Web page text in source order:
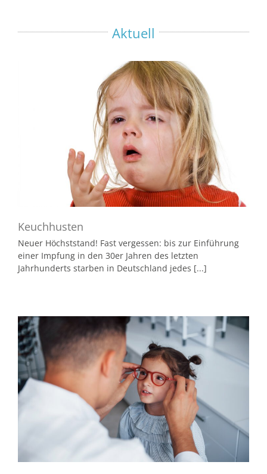
Aktuell
Keuchhusten
Neuer Höchststand! Fast vergessen: bis zur Einführung
einer Impfung in den 30er Jahren des letzten
Jahrhunderts starben in Deutschland jedes [...]